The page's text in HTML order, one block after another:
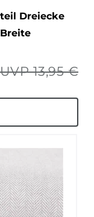
Dreiecke
UVP 13,95 €